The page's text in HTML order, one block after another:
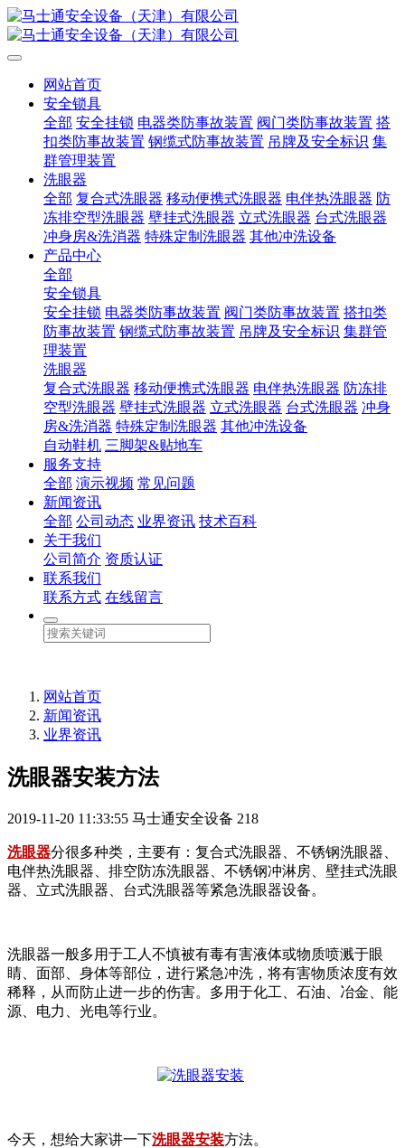
网站首页
安全锁具
全部 安全挂锁 电器类防事故装置 阀门类防事故装置 搭
扣类防事故装置 钢缆式防事故装置 吊牌及安全标识 集
群管理装置
洗眼器
全部 复合式洗眼器 移动便携式洗眼器 电伴热洗眼器 防
冻排空型洗眼器 壁挂式洗眼器 立式洗眼器 台式洗眼器
冲身房&洗消器 特殊定制洗眼器 其他冲洗设备
产品中心
全部
安全锁具
安全挂锁 电器类防事故装置 阀门类防事故装置 搭扣类
防事故装置 钢缆式防事故装置 吊牌及安全标识 集群管
理装置
洗眼器
复合式洗眼器 移动便携式洗眼器 电伴热洗眼器 防冻排
空型洗眼器 壁挂式洗眼器 立式洗眼器 台式洗眼器 冲身
房&洗消器 特殊定制洗眼器 其他冲洗设备
自动鞋机 三脚架&贴地车
服务支持
全部 演示视频 常见问题
新闻资讯
全部 公司动态 业界资讯 技术百科
关于我们
公司简介 资质认证
联系我们
联系方式 在线留言
网站首页
新闻资讯
业界资讯
洗眼器安装方法
2019-11-20 11:33:55 马士通安全设备 218
洗眼器分很多种类，主要有：复合式洗眼器、不锈钢洗眼器、
电伴热洗眼器、排空防冻洗眼器、不锈钢冲淋房、壁挂式洗眼
器、立式洗眼器、台式洗眼器等紧急洗眼器设备。
洗眼器一般多用于工人不慎被有毒有害液体或物质喷溅于眼
睛、面部、身体等部位，进行紧急冲洗，将有害物质浓度有效
稀释，从而防止进一步的伤害。多用于化工、石油、冶金、能
源、电力、光电等行业。
今天，想给大家讲一下洗眼器安装方法。